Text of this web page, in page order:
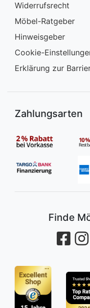
Widerrufsrecht
Möbel-Ratgeber
Hinweisgeber
Cookie-
Erklärung zur
Zahlungsarten
Finde